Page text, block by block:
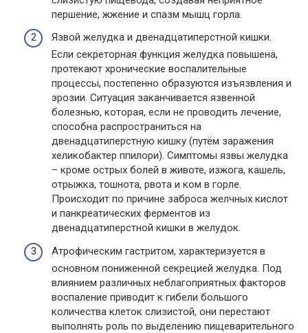
першение, жжение и спазм мышц горла.
Язвой желудка и двенадцатиперстной кишки.
Если секреторная функция желудка повышена,
протекают хронические воспалительные
процессы, постепенно образуются изъязвления и
эрозии. Ситуация заканчивается язвенной
болезнью, которая, если не проводить лечение,
способна распространиться на
двенадцатиперстную кишку (путём заражения
хеликобактер ппилори). Симптомы язвы желудка
– кроме острых болей в животе, изжога, кашель,
отрыжка, тошнота, рвота и ком в горле.
Происходит по причине заброса желчных кислот
и панкреатических ферментов из
двенадцатиперстной кишки в желудок.
Атрофическим гастритом, характеризуется в
основном пониженной секрецией желудка. Под
влиянием различных неблагоприятных факторов
воспаление приводит к гибели большого
количества клеток слизистой, они перестают
выполнять роль по выделению пищеварительного